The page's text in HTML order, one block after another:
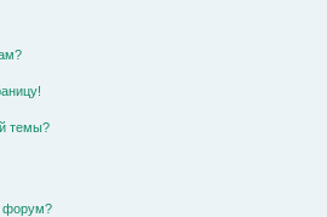
темы?
форум?